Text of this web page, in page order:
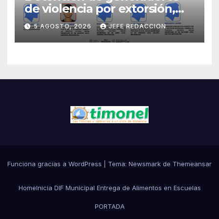
de violencia por extorsión,
pilar de la estrategia estatal:
SSP
5 AGOSTO, 2026 JEFE REDACCION
Funciona gracias a WordPress Tema: Newsmark de Themeansar
HomeInicia DIF Municipal Entrega de Alimentos en Escuelas
PORTADA